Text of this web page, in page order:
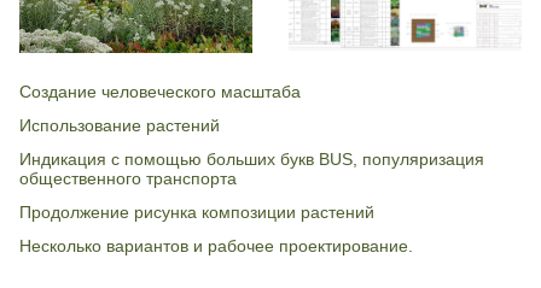
Создание человеческого масштаба
Использование растений
Индикация с помощью больших букв BUS, популяризация
общественного транспорта
Продолжение рисунка композиции растений
Несколько вариантов и рабочее проектирование.